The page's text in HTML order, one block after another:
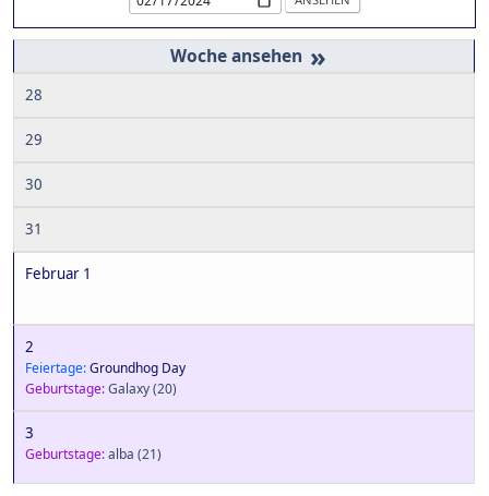
»
28
29
30
31
Februar 1
2
Feiertage:Groundhog Day
Geburtstage:Galaxy(20)
3
Geburtstage:alba (21)